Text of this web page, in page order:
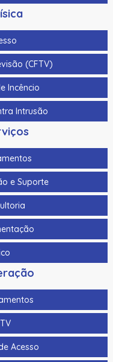
(CFTV)
Incêncio
Intrusão
e Suporte
Acesso